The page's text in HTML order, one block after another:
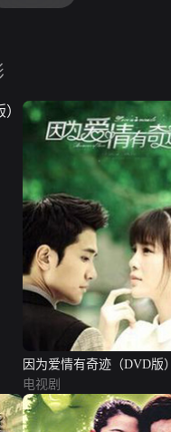
因为爱情有奇迹（DVD版）
电视剧